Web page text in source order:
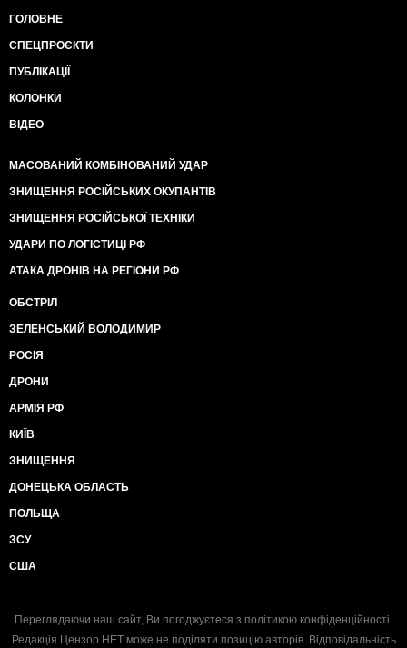
ГОЛОВНЕ
СПЕЦПРОЄКТИ
ПУБЛІКАЦІЇ
КОЛОНКИ
ВІДЕО
МАСОВАНИЙ КОМБІНОВАНИЙ УДАР
ЗНИЩЕННЯ РОСІЙСЬКИХ ОКУПАНТІВ
ЗНИЩЕННЯ РОСІЙСЬКОЇ ТЕХНІКИ
УДАРИ ПО ЛОГІСТИЦІ РФ
АТАКА ДРОНІВ НА РЕГІОНИ РФ
ОБСТРІЛ
ЗЕЛЕНСЬКИЙ ВОЛОДИМИР
РОСІЯ
ДРОНИ
АРМІЯ РФ
КИЇВ
ЗНИЩЕННЯ
ДОНЕЦЬКА ОБЛАСТЬ
ПОЛЬЩА
ЗСУ
США
Переглядаючи наш сайт, Ви погоджуєтеся з політикою конфіденційності.
Редакція Цензор.НЕТ може не поділяти позицію авторів. Відповідальність